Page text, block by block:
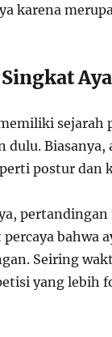
karena
sejarah
dulu.
postur dan
bahwa
Seiring
yang lebih